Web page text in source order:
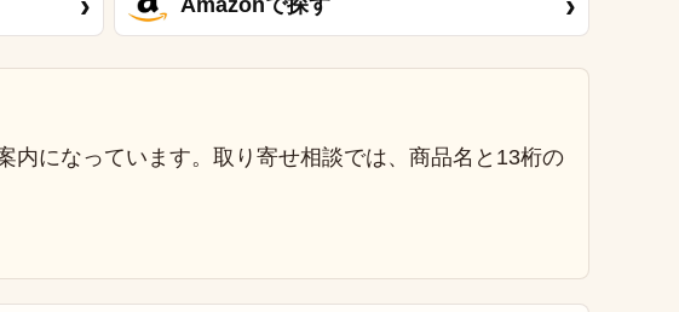
Amazonで探す
内になっています。取り寄せ相談では、商品名と13桁の